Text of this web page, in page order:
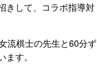
きして、コラボ指導対
流棋士の先生と60分ず
す。